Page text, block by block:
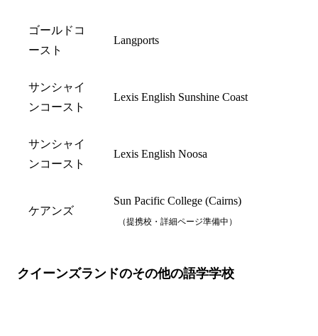
ゴールドコ
ースト
Langports
サンシャイ
ンコースト
Lexis English Sunshine Coast
サンシャイ
ンコースト
Lexis English Noosa
ケアンズ
Sun Pacific College (Cairns)
（提携校・詳細ページ準備中）
クイーンズランドのその他の語学学校